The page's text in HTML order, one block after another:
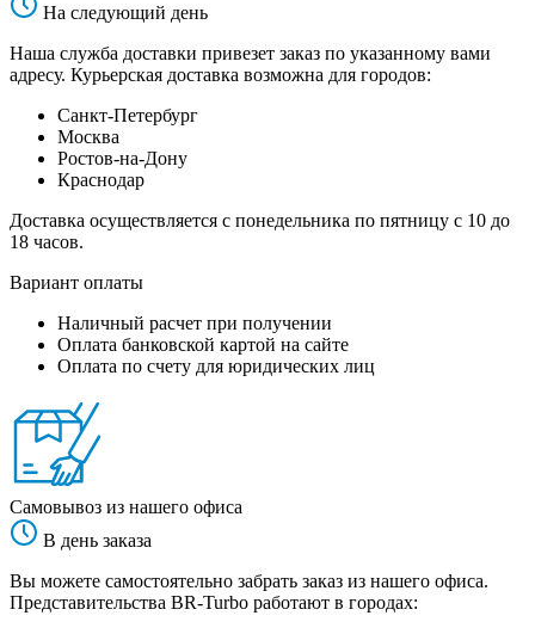
На следующий день
Наша служба доставки привезет заказ по указанному вами
адресу. Курьерская доставка возможна для городов:
Санкт-Петербург
Москва
Ростов-на-Дону
Краснодар
Доставка осуществляется с понедельника по пятницу с 10 до
18 часов.
Вариант оплаты
Наличный расчет при получении
Оплата банковской картой на сайте
Оплата по счету для юридических лиц
Самовывоз из нашего офиса
В день заказа
Вы можете самостоятельно забрать заказ из нашего офиса.
Представительства BR-Turbo работают в городах: